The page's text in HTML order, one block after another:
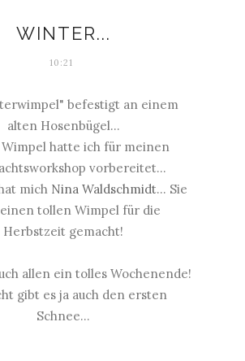
WINTER...
10:21
befestigt an einem
alten Hosenbügel...
Wimpel hatte ich für meinen
vorbereitet...
mich Nina Waldschmidt... Sie
tollen Wimpel für die
Herbstzeit gemacht!
allen ein tolles Wochenende!
gibt es ja auch den ersten
Schnee...